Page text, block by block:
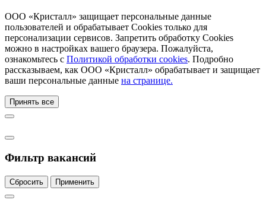
ООО «Кристалл» защищает персональные данные
пользователей и обрабатывает Cookies только для
персонализации сервисов. Запретить обработку Cookies
можно в настройках вашего браузера. Пожалуйста,
ознакомьтесь с Политикой обработки cookies. Подробно
рассказываем, как ООО «Кристалл» обрабатывает и защищает
ваши персональные данные на странице.
Принять все
Фильтр вакансий
Сбросить Применить